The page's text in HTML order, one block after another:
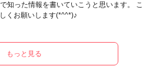
知った情報を書いていこうと思います。 こ
くお願いします(*^^*)♪
もっと見る